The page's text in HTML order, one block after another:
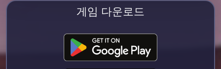
게임 다운로드